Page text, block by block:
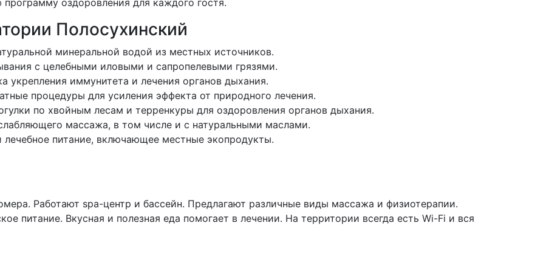
Полосухинский
минеральной водой из местных источников.
с целебными иловыми и сапропелевыми грязями.
укрепления иммунитета и лечения органов дыхания.
процедуры для усиления эффекта от природного лечения.
по хвойным лесам и терренкуры для оздоровления органов дыхания.
массажа, в том числе и с натуральными маслами.
лечебное питание, включающее местные экопродукты.
Работают spa-центр и бассейн. Предлагают различные виды массажа и физиотерапии.
питание. Вкусная и полезная еда помогает в лечении. На территории всегда есть Wi-Fi и вся